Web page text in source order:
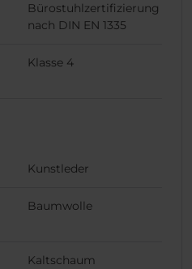
Bürostuhlzertifizierung
nach DIN EN 1335
Klasse 4
Kunstleder
Baumwolle
Kaltschaum